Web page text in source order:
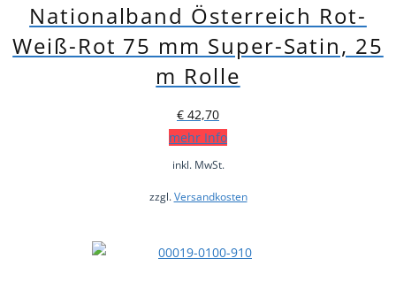
Nationalband Österreich Rot-
Weiß-Rot 75 mm Super-Satin, 25
m Rolle
€ 42,70
mehr Info
inkl. MwSt.
zzgl.Versandkosten